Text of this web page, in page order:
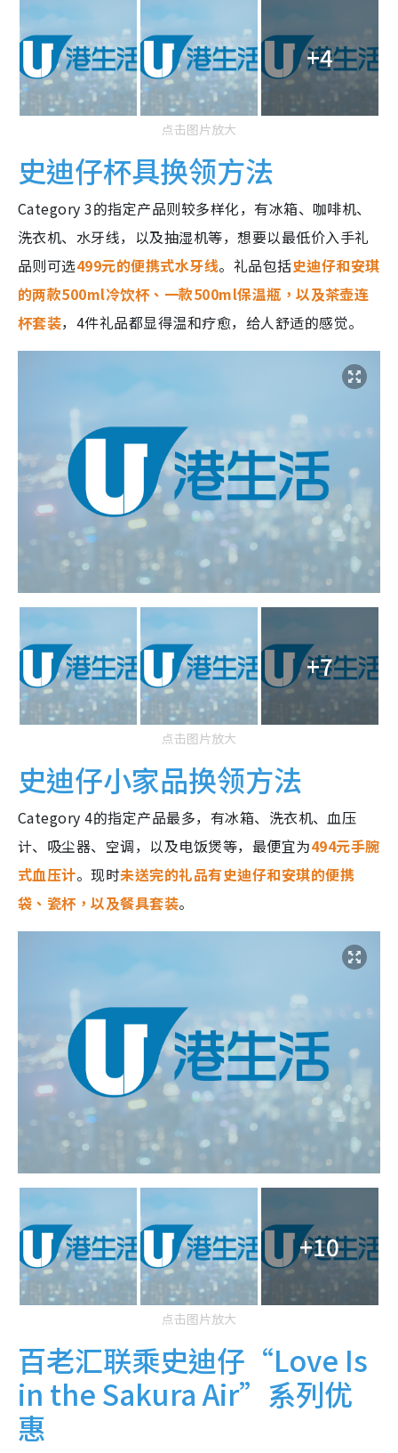
+4
点击图片放大
史迪仔杯具换领方法
Category 3的指定产品则较多样化，有冰箱、咖啡机、
洗衣机、水牙线，以及抽湿机等，想要以最低价入手礼
品则可选499元的便携式水牙线。礼品包括史迪仔和安琪
的两款500ml冷饮杯、一款500ml保温瓶，以及茶壶连
杯套装，4件礼品都显得温和疗愈，给人舒适的感觉。
+7
点击图片放大
史迪仔小家品换领方法
Category 4的指定产品最多，有冰箱、洗衣机、血压
计、吸尘器、空调，以及电饭煲等，最便宜为494元手腕
式血压计。现时未送完的礼品有史迪仔和安琪的便携
袋、瓷杯，以及餐具套装。
+10
点击图片放大
百老汇联乘史迪仔“Love Is
in the Sakura Air”系列优
惠